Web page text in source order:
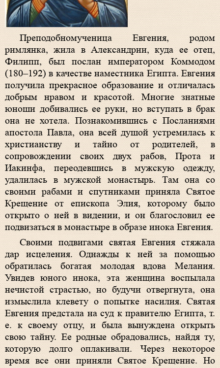
Преподобномученица Евгения, родом
римлянка, жила в Александрии, куда ее отец,
Филипп, был послан императором Коммодом
(180–192) в качестве наместника Египта. Евгения
получила прекрасное образование и отличалась
добрым нравом и красотой. Многие знатные
юноши добивались ее руки, но вступать в брак
она не хотела. Познакомившись с Посланиями
апостола Павла, она всей душой устремилась к
христианству и тайно от родителей, в
сопровождении своих двух рабов, Прота и
Иакинфа, переодевшись в мужскую одежду,
удалилась в мужской монастырь. Там она со
своими рабами и спутниками приняла Святое
Крещение от епископа Элия, которому было
открыто о ней в видении, и он благословил ее
подвизаться в монастыре в образе инока Евгения.
Своими подвигами святая Евгения стяжала
дар исцеления. Однажды к ней за помощью
обратилась богатая молодая вдова Мелания.
Увидев юного инока, эта женщина воспылала
нечистой страстью, но будучи отвергнута, она
измыслила клевету о попытке насилия. Святая
Евгения предстала на суд к правителю Египта, т.
е. к своему отцу, и была вынуждена открыть
свою тайну. Ее родные обрадовались, найдя ту,
которую долго оплакивали. Через некоторое
время все они приняли Святое Крещение. Но